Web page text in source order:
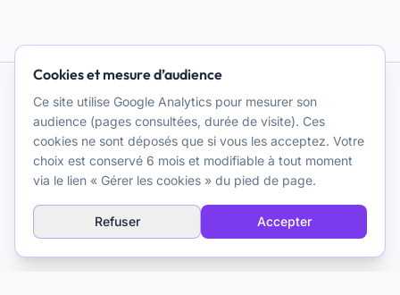
IA et Psychothérapie
Promouvoir une réflexion clinique et théorique de qualité sur
l'usage de l'intelligence artificielle à des fins
Explorer
Cookies et mesure d’audience
Ce site utilise Google Analytics pour mesurer son
audience (pages consultées, durée de visite). Ces
cookies ne sont déposés que si vous les acceptez. Votre
choix est conservé 6 mois et modifiable à tout moment
via le lien « Gérer les cookies » du pied de page.
Refuser Accepter